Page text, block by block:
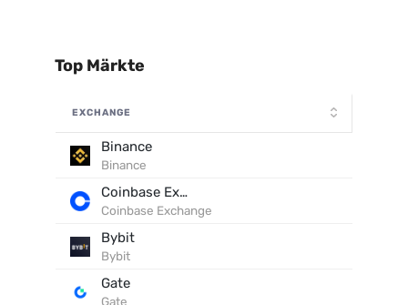
Top Märkte
EXCHANGE
Binance
Binance
Coinbase Exchange
Coinbase Exchange
Bybit
Bybit
Gate
Gate